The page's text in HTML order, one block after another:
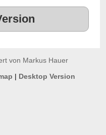
von Markus Hauer
| Desktop Version